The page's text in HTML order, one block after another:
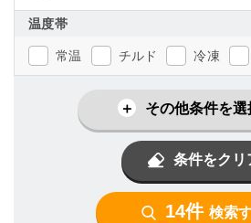
温度帯
常温 チルド 冷凍
その他条件を選
条件をクリ
14件 検索